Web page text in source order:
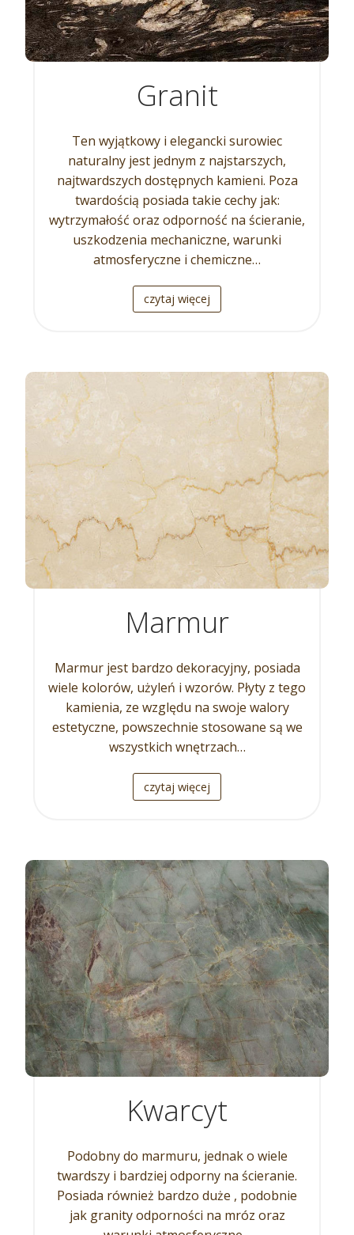
Granit
Ten wyjątkowy i elegancki surowiec
naturalny jest jednym z najstarszych,
najtwardszych dostępnych kamieni. Poza
twardością posiada takie cechy jak:
wytrzymałość oraz odporność na ścieranie,
uszkodzenia mechaniczne, warunki
atmosferyczne i chemiczne…
czytaj więcej
Marmur
Marmur jest bardzo dekoracyjny, posiada
wiele kolorów, użyleń i wzorów. Płyty z tego
kamienia, ze względu na swoje walory
estetyczne, powszechnie stosowane są we
wszystkich wnętrzach…
czytaj więcej
Kwarcyt
Podobny do marmuru, jednak o wiele
twardszy i bardziej odporny na ścieranie.
Posiada również bardzo duże , podobnie
jak granity odporności na mróz oraz